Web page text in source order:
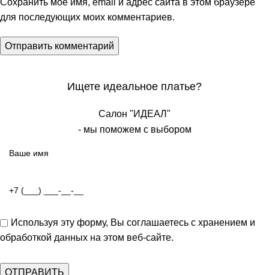
Сохранить моё имя, email и адрес сайта в этом браузере
для последующих моих комментариев.
Ищете идеальное платье?
Салон "ИДЕАЛ"
- мы поможем с выбором
Используя эту форму, Вы соглашаетесь с хранением и
обработкой данных на этом веб-сайте.